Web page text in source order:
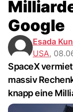
Google
Esada
USA,
SpaceX
massiv
knapp eine